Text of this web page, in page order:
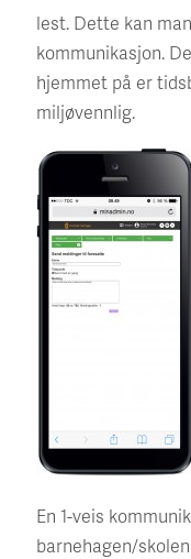
lest. Dette kan
kommunikasjon.
hjemmet på er
miljøvennlig.
En 1-veis
barnehagen/